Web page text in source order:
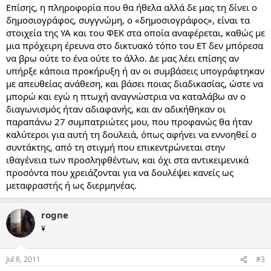
Επίσης, η πληροφορία που θα ήθελα αλλά δε μας τη δίνει ο
δημοσιογράφος, συγγνώμη, ο «δημοσιογράφος», είναι τα
στοιχεία της ΥΑ και του ΦΕΚ στα οποία αναφέρεται, καθώς με
μια πρόχειρη έρευνα στο δικτυακό τόπο του ΕΤ δεν μπόρεσα
να βρω ούτε το ένα ούτε το άλλο. Δε μας λέει επίσης αν
υπήρξε κάποια προκήρυξη ή αν οι συμβάσεις υπογράφτηκαν
με απευθείας ανάθεση, και βάσει ποιας διαδικασίας, ώστε να
μπορώ και εγώ η πτωχή αναγνώστρια να καταλάβω αν ο
διαγωνισμός ήταν αδιαφανής, και αν αδικήθηκαν οι
παραπάνω 27 συμπατριώτες μου, που προφανώς θα ήταν
καλύτεροι για αυτή τη δουλειά, όπως αφήνει να εννοηθεί ο
συντάκτης, από τη στιγμή που επικεντρώνεται στην
ιθαγένεια των προσληφθέντων, και όχι στα αντικειμενικά
προσόντα που χρειάζονται για να δουλέψει κανείς ως
μεταφραστής ή ως διερμηνέας.
rogne
¥
Jul 8, 2011 #3